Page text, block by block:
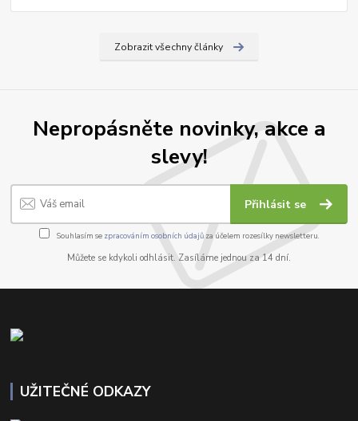
Zobrazit všechny články
Nepropásněte novinky, akce a
slevy!
Přihlásit se
Souhlasím se zpracováním osobních údajůza účelem rozesílky newsletteru.
Můžete se kdykoli odhlásit. Zasíláme jednou za 14 dní.
UŽITEČNÉ ODKAZY